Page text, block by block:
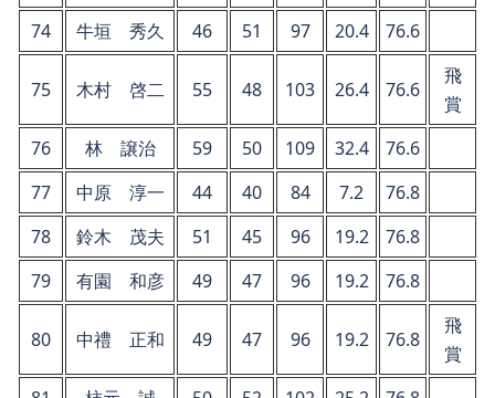
74
牛垣 秀久 46 51 97 20.4 76.6
75 木村 啓二 55 48 103 26.4 76.6
飛
賞
76
林 譲治 59 50 109 32.4
76.6
77
中原 淳一 44 40 84 7.2
76.8
78
鈴木 茂夫 51 45 96 19.2
76.8
79
有園 和彦 49 47 96 19.2 76.8
80 中禮 正和 49 47 96 19.2 76.8
飛
賞